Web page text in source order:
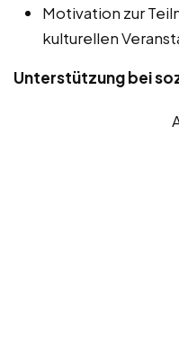
Motivation zur
kulturellen
Unterstützung bei